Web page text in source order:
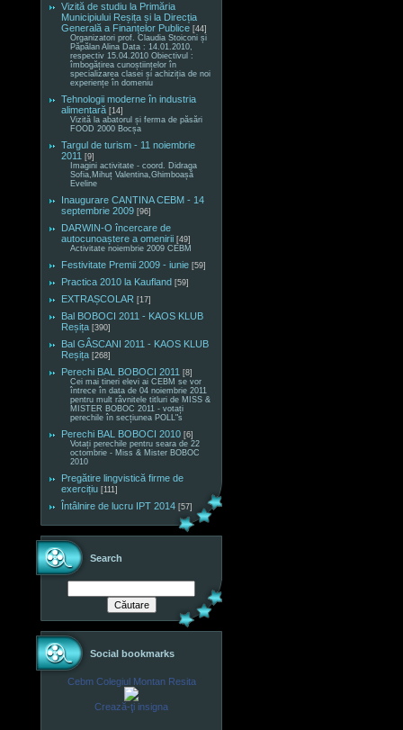
Vizită de studiu la Primăria
Municipiului Reșița și la Direcția
Generală a Finanțelor Publice [44]
Organizatori prof. Claudia Stoiconi și
Păpălan Alina Data : 14.01.2010,
respectiv 15.04.2010 Obiectivul :
îmbogățirea cunoștiințelor în
specializarea clasei și achiziția de noi
experiențe în domeniu
Tehnologii moderne în industria
alimentară [14]
Vizită la abatorul și ferma de păsări
FOOD 2000 Bocșa
Targul de turism - 11 noiembrie
2011 [9]
Imagini activitate - coord. Didraga
Sofia,Mihuț Valentina,Ghimboașă
Eveline
Inaugurare CANTINA CEBM - 14
septembrie 2009 [96]
DARWIN-O încercare de
autocunoaștere a omenirii [49]
Activitate noiembrie 2009 CEBM
Festivitate Premii 2009 - iunie [59]
Practica 2010 la Kaufland [59]
EXTRAȘCOLAR [17]
Bal BOBOCI 2011 - KAOS KLUB
Reșița [390]
Bal GÂSCANI 2011 - KAOS KLUB
Reșița [268]
Perechi BAL BOBOCI 2011 [8]
Cei mai tineri elevi ai CEBM se vor
întrece în data de 04 noiembrie 2011
pentru mult râvnitele titluri de MISS &
MISTER BOBOC 2011 - votați
perechile în secțiunea POLL"s
Perechi BAL BOBOCI 2010 [6]
Votați perechile pentru seara de 22
octombrie - Miss & Mister BOBOC
2010
Pregătire lingvistică firme de
exercițiu [111]
Întâlnire de lucru IPT 2014 [57]
Search
Social bookmarks
Cebm Colegiul Montan Resita
Crează-ţi insigna